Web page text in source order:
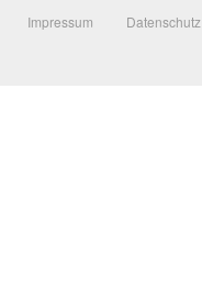
Impressum Datenschutz